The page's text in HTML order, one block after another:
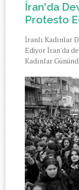
İran'da
Protesto
İranlı Kadınlar
Ediyor İran'da
Kadınlar